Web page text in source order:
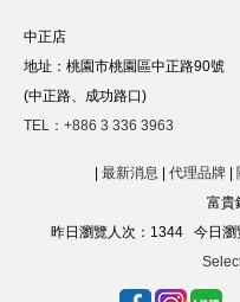
中正店
地址：桃園市桃園區中正路90號
(中正路、成功路口)
TEL：+886 3 336 3963
最新消息 代理品牌
富貴
昨日瀏覽人次： 1344今日瀏